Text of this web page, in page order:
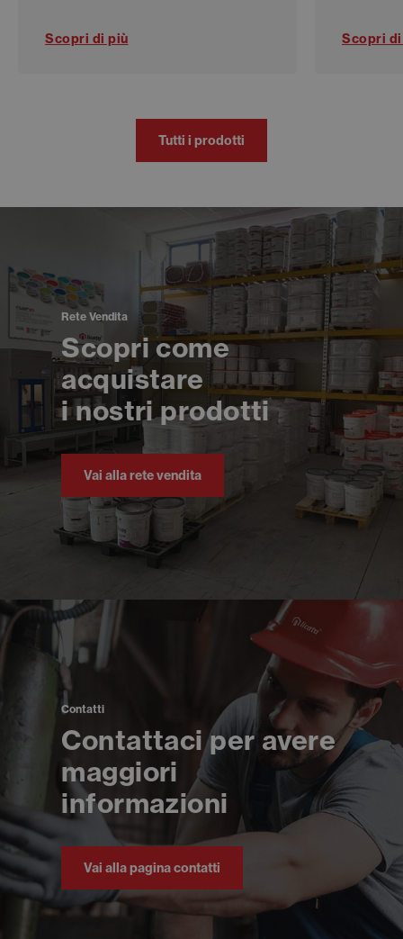
Scopri di più Scopri
Tutti i prodotti
Rete Vendita
Scopri come
acquistare
i nostri prodotti
Vai alla rete vendita
Contatti
Contattaci per avere
maggiori
informazioni
Vai alla pagina contatti